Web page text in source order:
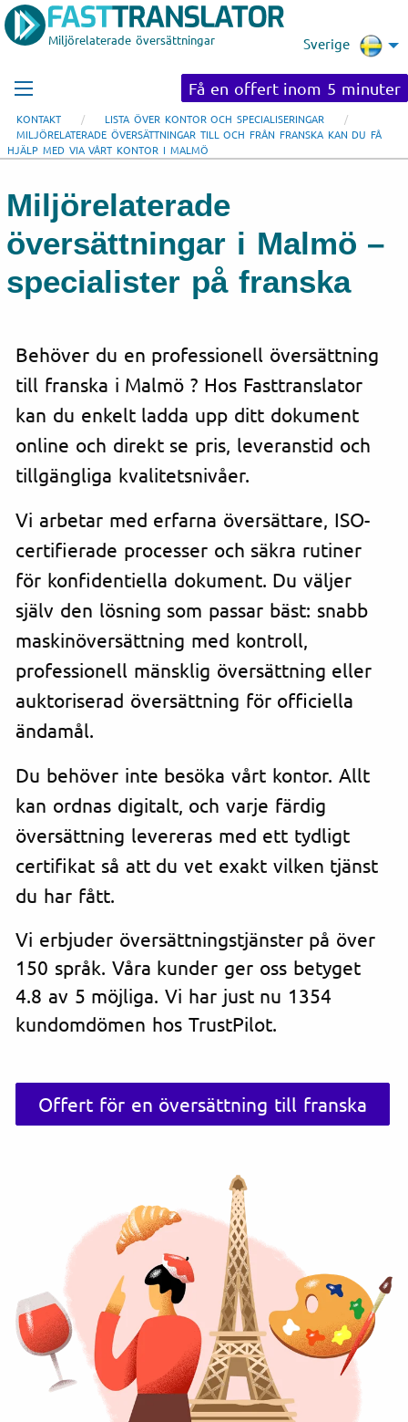
Miljörelaterade översättningar Sverige
Få en offert inom 5 minuter
KONTAKT
LISTA ÖVER KONTOR OCH SPECIALISERINGAR
MILJÖRELATERADE ÖVERSÄTTNINGAR TILL OCH FRÅN FRANSKA KAN DU FÅ
HJÄLP MED VIA VÅRT KONTOR I MALMÖ
Miljörelaterade
översättningar i Malmö –
specialister på franska
Behöver du en professionell översättning
till franska i Malmö ? Hos Fasttranslator
kan du enkelt ladda upp ditt dokument
online och direkt se pris, leveranstid och
tillgängliga kvalitetsnivåer.
Vi arbetar med erfarna översättare, ISO-
certifierade processer och säkra rutiner
för konfidentiella dokument. Du väljer
själv den lösning som passar bäst: snabb
maskinöversättning med kontroll,
professionell mänsklig översättning eller
auktoriserad översättning för officiella
ändamål.
Du behöver inte besöka vårt kontor. Allt
kan ordnas digitalt, och varje färdig
översättning levereras med ett tydligt
certifikat så att du vet exakt vilken tjänst
du har fått.
Vi erbjuder översättningstjänster på över
150 språk. Våra kunder ger oss betyget
4.8 av 5 möjliga. Vi har just nu 1354
kundomdömen hos TrustPilot.
Offert för en översättning till franska